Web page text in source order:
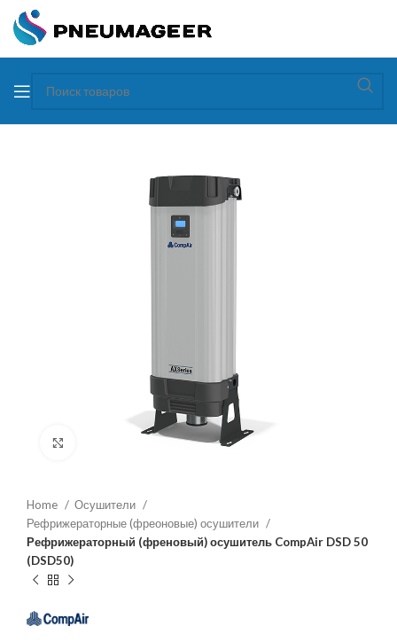
Home
Осушители
Рефрижераторные (фреоновые) осушители
Рефрижераторный (френовый) осушитель CompAir DSD 50
(DSD50)